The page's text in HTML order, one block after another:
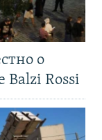
о
Balzi Rossi